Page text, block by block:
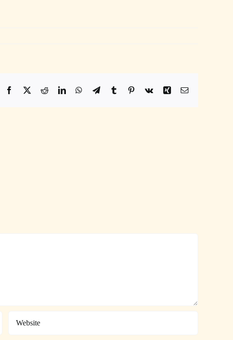
Facebook
X RedditLinkedInWhatsApp
TelegramTumblr Pinterest
Vk Xing Email